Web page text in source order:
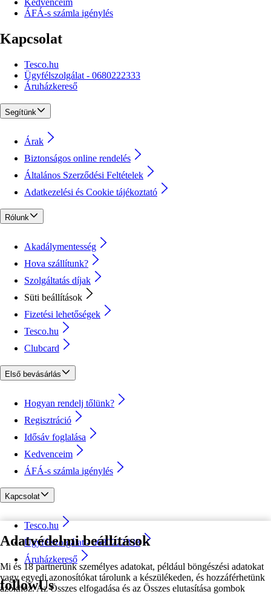
Adatvédelmi beállítások
Mi és 18 partnerünk személyes adatokat, például böngészési adatokat
vagy egyedi azonosítókat tárolunk a készülékeden, és hozzáférhetünk
azokhoz. Az Összes elfogadása és az Összes elutasítása gombok
Kedvenceim
ÁFÁ-s számla igénylés
Kapcsolat
Tesco.hu
Ügyfélszolgálat - 0680222333
Áruházkereső
Segítünk
Árak
Biztonságos online rendelés
Általános Szerződési Feltételek
Adatkezelési és Cookie tájékoztató
Rólunk
Akadálymentesség
Hova szállítunk?
Szolgáltatás díjak
Süti beállítások
Fizetési lehetőségek
Tesco.hu
Clubcard
Első bevásárlás
Hogyan rendelj tőlünk?
Regisztráció
Idősáv foglalása
Kedvenceim
ÁFÁ-s számla igénylés
Kapcsolat
Tesco.hu
Ügyfélszolgálat - 0680222333
Áruházkereső
followUs